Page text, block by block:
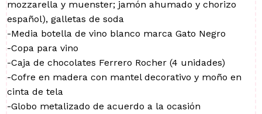
mozzarella y muenster; jamón ahumado y chorizo
español), galletas de soda
-Media botella de vino blanco marca Gato Negro
-Copa para vino
-Caja de chocolates Ferrero Rocher (4 unidades)
-Cofre en madera con mantel decorativo y moño en
cinta de tela
-Globo metalizado de acuerdo a la ocasión